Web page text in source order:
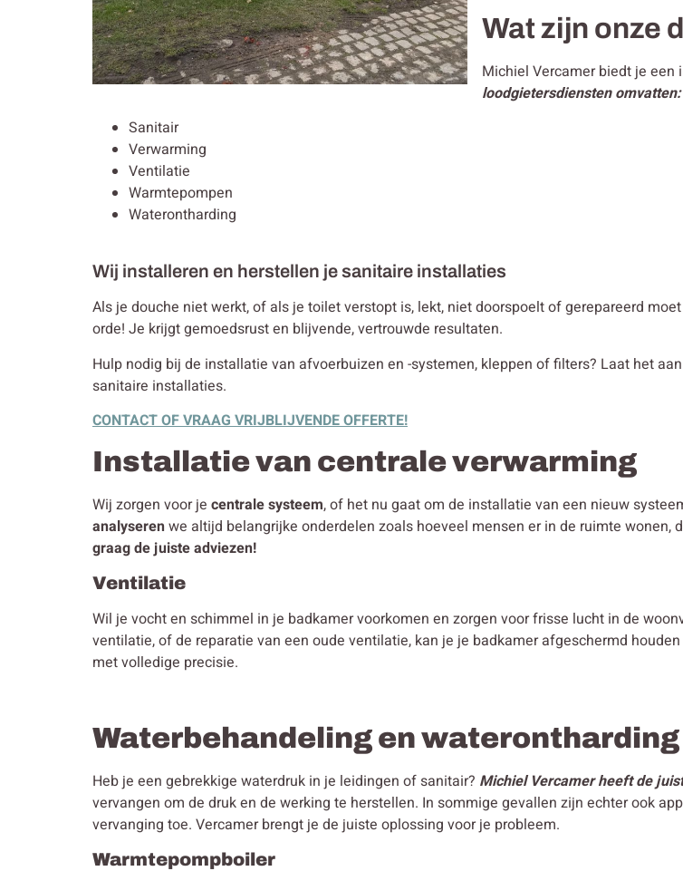
Wat zijn onze
Michiel Vercamer biedt je
loodgietersdiensten omvatten:
Sanitair
Verwarming
Ventilatie
Warmtepompen
Waterontharding
Wij installeren en herstellen je sanitaire installaties
Als je douche niet werkt, of als je toilet verstopt is, lekt, niet doorspoelt of gerepareerd
orde! Je krijgt gemoedsrust en blijvende, vertrouwde resultaten.
Hulp nodig bij de installatie van afvoerbuizen en -systemen, kleppen of filters? Laat het
sanitaire installaties.
CONTACT OF VRAAG VRIJBLIJVENDE OFFERTE!
Installatie van centrale verwarming
Wij zorgen voor je centrale systeem, of het nu gaat om de installatie van een nieuw
analyserenwe altijd belangrijke onderdelen zoals hoeveel mensen er in de ruimte wonen,
graag de juiste adviezen!
Ventilatie
Wil je vocht en schimmel in je badkamer voorkomen en zorgen voor frisse lucht in de
ventilatie, of de reparatie van een oude ventilatie, kan je je badkamer afgeschermd
met volledige precisie.
Waterbehandeling en waterontharding
Heb je een gebrekkige waterdruk in je leidingen of sanitair? Michiel Vercamer heeft de
vervangen om de druk en de werking te herstellen. In sommige gevallen zijn echter ook
vervanging toe. Vercamer brengt je de juiste oplossing voor je probleem.
Warmtepompboiler